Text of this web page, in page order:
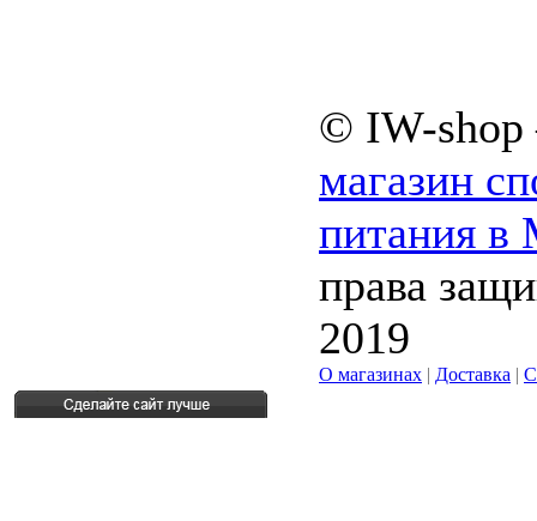
© IW-
магазин
питания в
права
2019
О магазинах | Доставка |